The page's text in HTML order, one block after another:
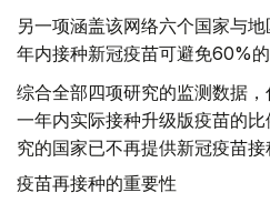
另一项涵盖该网络六个国家与
年内接种新冠疫苗可避免60%的
综合全部四项研究的监测数据
一年内实际接种升级版疫苗的
究的国家已不再提供新冠疫苗接
疫苗再接种的重要性